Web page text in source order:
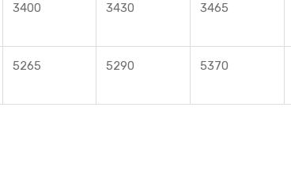
3400 3430 3465
5265 5290 5370